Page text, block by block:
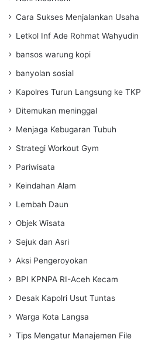
Cara Sukses Menjalankan Usaha
Letkol Inf Ade Rohmat Wahyudin
bansos warung kopi
banyolan sosial
Kapolres Turun Langsung ke TKP
Ditemukan meninggal
Menjaga Kebugaran Tubuh
Strategi Workout Gym
Pariwisata
Keindahan Alam
Lembah Daun
Objek Wisata
Sejuk dan Asri
Aksi Pengeroyokan
BPI KPNPA RI-Aceh Kecam
Desak Kapolri Usut Tuntas
Warga Kota Langsa
Tips Mengatur Manajemen File